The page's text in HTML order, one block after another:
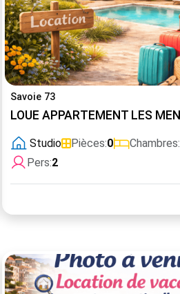
la plagne, les arcs)
Savoie 73
LOUE APPARTEMENT LES
Studio Pièces:0 Chambres:
Pers:2